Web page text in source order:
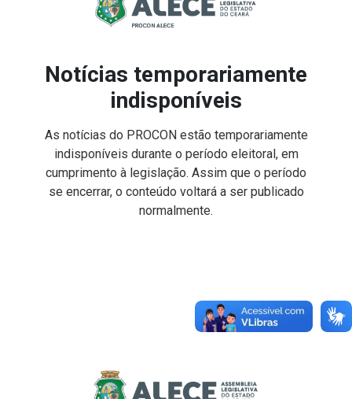
Notícias temporariamente
indisponíveis
As notícias do PROCON estão temporariamente
indisponíveis durante o período eleitoral, em
cumprimento à legislação. Assim que o período
se encerrar, o conteúdo voltará a ser publicado
normalmente.